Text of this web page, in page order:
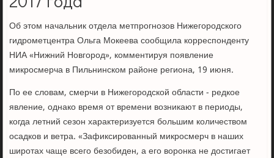
Об этом начальник отдела метпрогнозов Нижегородского
гидрометцентра Ольга Мокеева сообщила корреспонденту
НИА «Нижний Новгород», комментируя появление
микросмерча в Пильнинском районе региона, 19 июня.
По ее словам, смерчи в Нижегородской области - редкое
явление, однако время от времени возникают в периоды,
когда летний сезон характеризуется большим количеством
осадков и ветра. «Зафиксированный микросмерч в наших
широтах чаще всего безобиден, а его воронка не достигает